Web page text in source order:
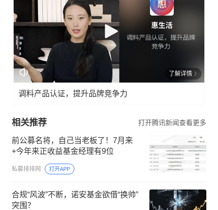
了解详情
调料产品认证，提升品牌竞争力
相关推荐 打开腾讯新闻查看更多
前公募名将，自己当老板了！7月来
+今年来正收益基金经理有9位
私募排排网 打开APP
合规“风波”不断，诺安基金欲借“换帅”
突围？